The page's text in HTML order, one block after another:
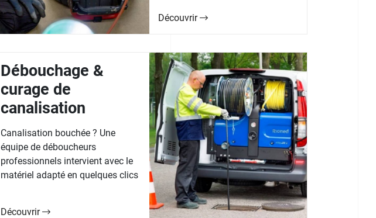
Découvrir
Débouchage &
curage de
canalisation
Canalisation bouchée ? Une
équipe de déboucheurs
professionnels intervient avec le
matériel adapté en quelques clics
Découvrir